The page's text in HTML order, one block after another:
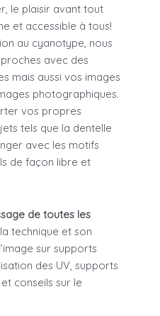
le plaisir avant tout
et accessible à tous!
au cyanotype, nous
avec des
mais aussi vos images
photographiques.
vos propres
tels que la dentelle
avec les motifs
de façon libre et
de toutes les
technique et son
sur supports
des UV, supports
conseils sur le